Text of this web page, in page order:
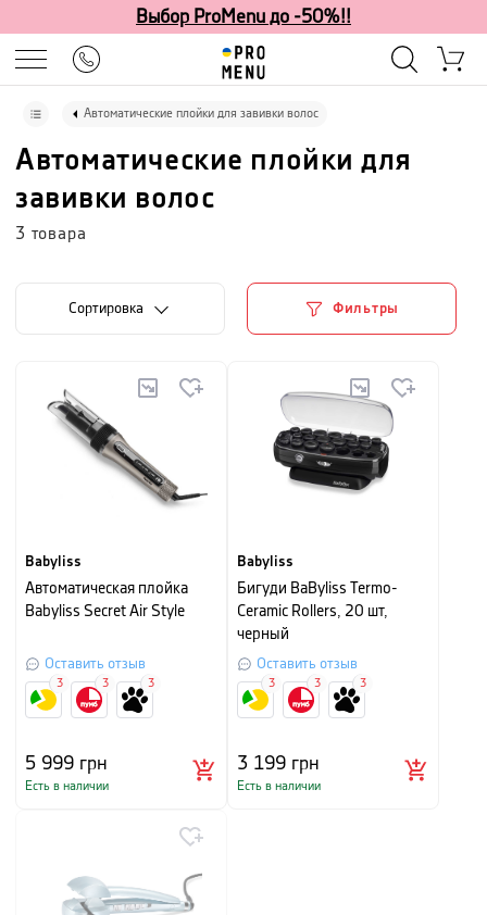
Выбор ProMenu до -50%!!
Автоматические плойки для завивки волос
Автоматические плойки для
завивки волос
3 товара
Cортировка Фильтры
Babyliss
Автоматическая плойка
Babyliss Secret Air Style
Оставить отзыв
5 999 грн
Есть в наличии
3 3 3
Babyliss
Бигуди BaByliss Termo-
Ceramic Rollers, 20 шт,
черный
Оставить отзыв
3 199 грн
Есть в наличии
3 3 3